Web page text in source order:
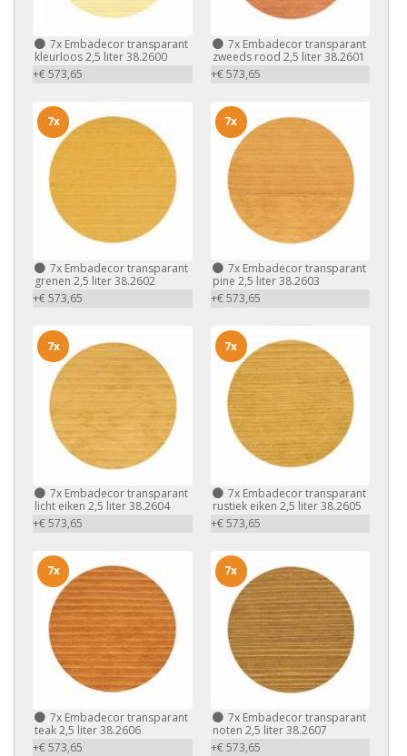
7x Embadecor transparant
kleurloos 2,5 liter 38.2600
+€ 573,65
7xEmbadecor transparant
zweeds rood 2,5 liter 38.2601
+€ 573,65
7x Embadecor transparant
grenen 2,5 liter 38.2602
+€ 573,65
7x
7xEmbadecor transparant
pine 2,5 liter 38.2603
+€ 573,65
7x
7x Embadecor transparant
licht eiken 2,5 liter 38.2604
+€ 573,65
7x
7xEmbadecor transparant
rustiek eiken 2,5 liter 38.2605
+€ 573,65
7x
7x Embadecor transparant
teak 2,5 liter 38.2606
+€ 573,65
7x
7xEmbadecor transparant
noten 2,5 liter 38.2607
+€ 573,65
7x